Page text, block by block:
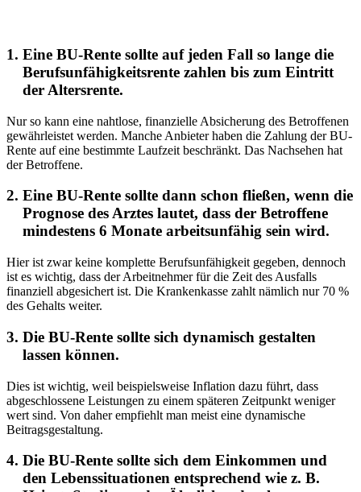
Eine BU-Rente sollte auf jeden Fall so lange die
Berufsunfähigkeitsrente zahlen bis zum Eintritt
der Altersrente.
Nur so kann eine nahtlose, finanzielle Absicherung des Betroffenen
gewährleistet werden. Manche Anbieter haben die Zahlung der BU-
Rente auf eine bestimmte Laufzeit beschränkt. Das Nachsehen hat
der Betroffene.
Eine BU-Rente sollte dann schon fließen, wenn die
Prognose des Arztes lautet, dass der Betroffene
mindestens 6 Monate arbeitsunfähig sein wird.
Hier ist zwar keine komplette Berufsunfähigkeit gegeben, dennoch
ist es wichtig, dass der Arbeitnehmer für die Zeit des Ausfalls
finanziell abgesichert ist. Die Krankenkasse zahlt nämlich nur 70 %
des Gehalts weiter.
Die BU-Rente sollte sich dynamisch gestalten
lassen können.
Dies ist wichtig, weil beispielsweise Inflation dazu führt, dass
abgeschlossene Leistungen zu einem späteren Zeitpunkt weniger
wert sind. Von daher empfiehlt man meist eine dynamische
Beitragsgestaltung.
Die BU-Rente sollte sich dem Einkommen und
den Lebenssituationen entsprechend wie z. B.